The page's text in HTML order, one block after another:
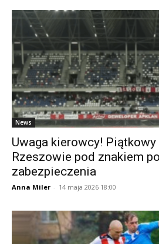
News
Uwaga kierowcy!
Rzeszowie pod znakiem
zabezpieczenia
Anna Miler - 14 maja 2026 18:00